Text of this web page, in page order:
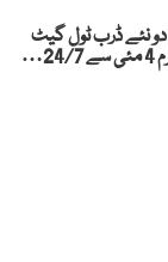
نئے ڈرب ٹول گیٹ